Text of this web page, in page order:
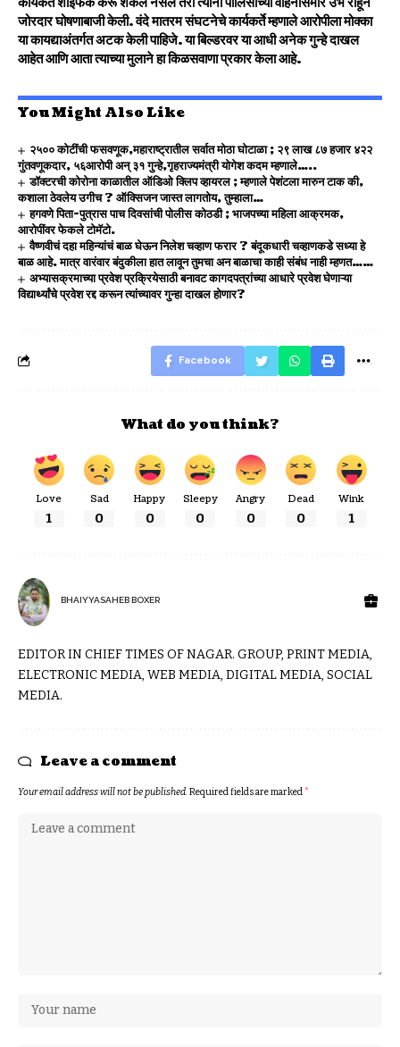
जोरदार घोषणाबाजी केली. वंदे मातरम संघटनेचे कार्यकर्ते म्हणाले आरोपीला मोक्का
या कायद्याअंतर्गत अटक केली पाहिजे. या बिल्डरवर या आधी अनेक गुन्हे दाखल
आहेत आणि आता त्याच्या मुलाने हा किळसवाणा प्रकार केला आहे.
You Might Also Like
२५०० कोटींची फसवणूक,महाराष्ट्रातील सर्वात मोठा घोटाळा ; २९ लाख ८७ हजार ४२२
गुंतवणूकदार, ५६आरोपी अन् ३१ गुन्हे,गृहराज्यमंत्री योगेश कदम म्हणाले…..
डॉक्टरची कोरोना काळातील ऑडिओ क्लिप व्हायरल ; म्हणाले पेशंटला मारुन टाक की,
कशाला ठेवलेय उगीच ? ऑक्सिजन जास्त लागतोय, तुम्हाला…
हगवणे पिता-पुत्रास पाच दिवसांची पोलीस कोठडी ; भाजपच्या महिला आक्रमक,
आरोपींवर फेकले टोमॅटो.
वैष्णवीचं दहा महिन्यांचं बाळ घेऊन निलेश चव्हाण फरार ? बंदूकधारी चव्हाणकडे सध्या हे
बाळ आहे. मात्र वारंवार बंदुकीला हात लावून तुमचा अन बाळाचा काही संबंध नाही म्हणत……
अभ्यासक्रमाच्या प्रवेश प्रक्रियेसाठी बनावट कागदपत्रांच्या आधारे प्रवेश घेणाऱ्या
विद्यार्थ्यांचे प्रवेश रद्द करून त्यांच्यावर गुन्हा दाखल होणार?
Facebook
What do you think?
Love
1
Sad
0
Happy
0
Sleepy
0
Angry
0
Dead
0
Wink
1
BHAIYYASAHEB BOXER
EDITOR IN CHIEF TIMES OF NAGAR. GROUP, PRINT MEDIA,
ELECTRONIC MEDIA, WEB MEDIA, DIGITAL MEDIA, SOCIAL
MEDIA.
Leave a comment
Your email address will not be published.Required fields are marked*